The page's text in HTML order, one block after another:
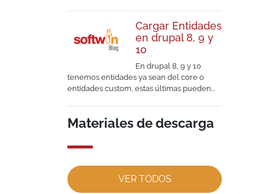
Cargar Entidades
en drupal 8, 9 y
10
En drupal 8, 9 y 10
tenemos entidades ya sean del core o
entidades custom, estas últimas pueden...
Materiales de descarga
VER TODOS